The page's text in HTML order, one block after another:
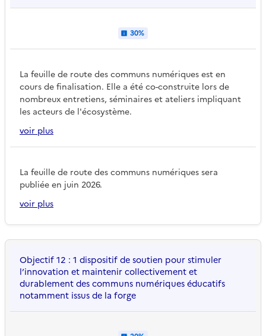
30%
La feuille de route des communs numériques est en
cours de finalisation. Elle a été co-construite lors de
nombreux entretiens, séminaires et ateliers impliquant
les acteurs de l'écosystème.
voir plus
La feuille de route des communs numériques sera
publiée en juin 2026.
voir plus
Objectif 12 : 1 dispositif de soutien pour stimuler
l’innovation et maintenir collectivement et
durablement des communs numériques éducatifs
notamment issus de la forge